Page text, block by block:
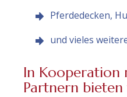
Pferdedecken,
und vieles
In Kooperation
Partnern